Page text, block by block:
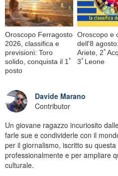
Oroscopo Ferragosto
2026, classifica e
previsioni: Toro
solido, conquista il 1ﾟ
posto
Oroscopo e
dell'8
Ariete, 2ﾟ
3ﾟLeone
Davide Marano
Contributor
Un giovane ragazzo incuriosito
farle sue e condividerle con il
per il giornalismo, iscritto su
professionalmente e per ampliare
culturale.